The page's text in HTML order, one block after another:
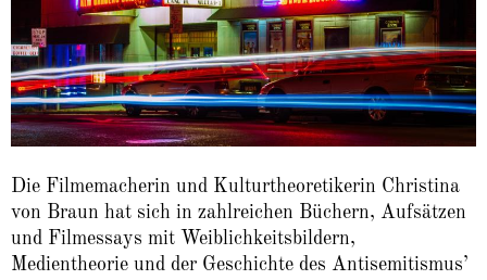
Die Filmemacherin und Kulturtheoretikerin Christina
von Braun hat sich in zahlreichen Büchern, Aufsätzen
und Filmessays mit Weiblichkeitsbildern,
Medientheorie und der Geschichte des Antisemitismus’